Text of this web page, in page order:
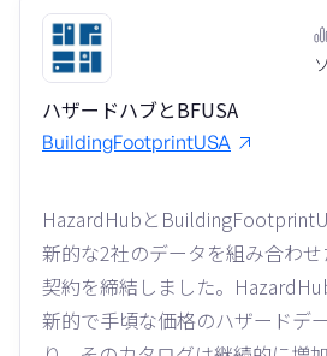
ハザードハブとBFUSA
BuildingFootprintUSA
HazardHubと
新的な2社のデータを組み合わ
契約を締結しました。
新的で手頃な価格のハザードデ